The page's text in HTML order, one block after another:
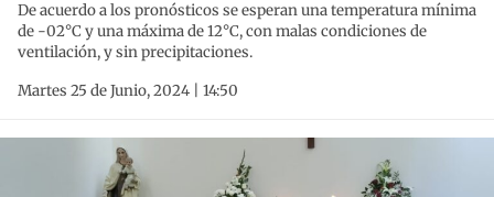
De acuerdo a los pronósticos se esperan una temperatura mínima
de -02°C y una máxima de 12°C, con malas condiciones de
ventilación, y sin precipitaciones.
Martes 25 de Junio, 2024 | 14:50